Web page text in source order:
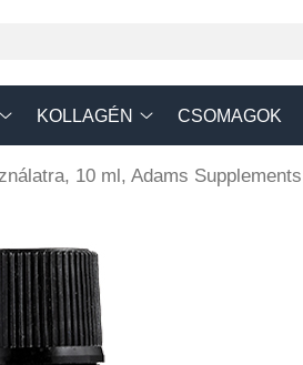
KOLLAGÉN CSOMAGOK
10 ml, Adams Supplements